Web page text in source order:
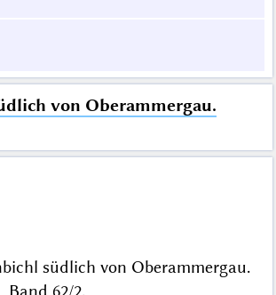
von Oberammergau.
südlich von Oberammergau.